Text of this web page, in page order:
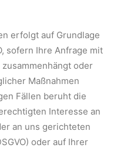
erfolgt auf Grundlage
sofern Ihre Anfrage mit
oder
Maßnahmen
Fällen beruht die
Interesse an
an uns gerichteten
oder auf Ihrer